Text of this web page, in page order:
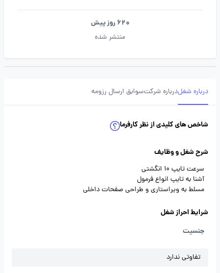
620 روز پیش
منتشر شده
درباره شغلدرباره شرکتسوابق ارسال رزومه
شاخص های کلیدی از نظر کارفرما
شرح شغل و وظایف
سرعت تایپ 10 انگشتی
آشنا به تایپ انواع فرمول
مسلط به ویراستاری و طراحی صفحات داخلی
شرایط احراز شغل
جنسیت
تفاوتی ندارد